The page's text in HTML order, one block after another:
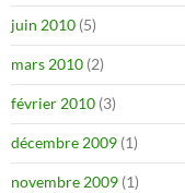
juin 2010 (5)
mars 2010 (2)
février 2010 (3)
décembre 2009 (1)
novembre 2009 (1)